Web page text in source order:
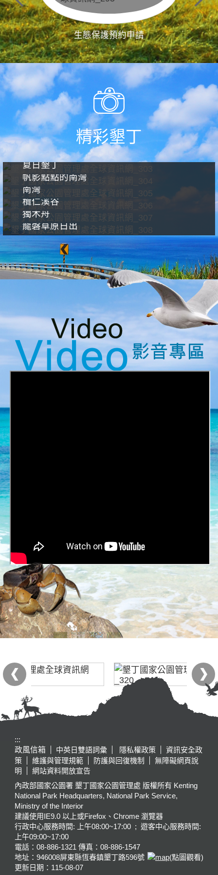
生態保護預約申請
精彩墾丁
夏日墾丁
帆影點點的南灣
南灣
欖仁溪谷
獨木舟
龍磐草原日出
:::
政風信箱
中英日雙語詞彙 隱私權政策
資訊安全政
策
維護與管理規範 防護與回復機制
無障礙網頁說
明
網站資料開放宣告
內政部國家公園署 墾丁國家公園管理處 版權所有 Kenting
National Park Headquarters, National Park Service,
Ministry of the Interior
建議使用IE9.0 以上或Firefox、Chrome 瀏覽器
行政中心服務時間: 上午08:00~17:00 ; 遊客中心服務時間:
上午09:00~17:00
電話：08-886-1321 傳真：08-886-1547
地址：946008屏東縣恆春鎮墾丁路596號
(點圖觀看)
更新日期： 115-08-07